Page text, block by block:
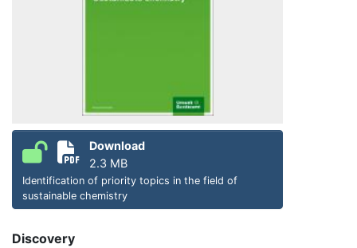
Download
2.3 MB
Identification of priority topics in the field of
sustainable chemistry
Discovery